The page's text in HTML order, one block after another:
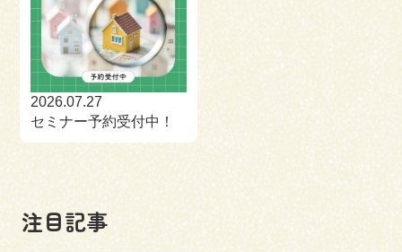
2026.07.27
セミナー予約受付中！
注目記事